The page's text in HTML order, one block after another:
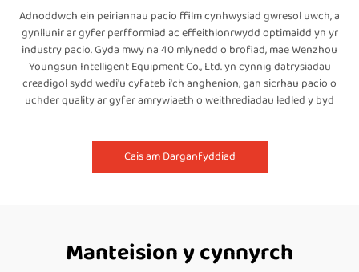
Adnoddwch ein peiriannau pacio ffilm cynhwysiad gwresol uwch, a
gynllunir ar gyfer perfformiad ac effeithlonrwydd optimaidd yn yr
industry pacio. Gyda mwy na 40 mlynedd o brofiad, mae Wenzhou
Youngsun Intelligent Equipment Co., Ltd. yn cynnig datrysiadau
creadigol sydd wedi'u cyfateb i'ch anghenion, gan sicrhau pacio o
uchder quality ar gyfer amrywiaeth o weithrediadau ledled y byd
Cais am Darganfyddiad
Manteision y cynnyrch